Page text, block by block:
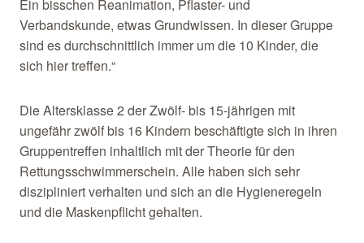
Ein bisschen Reanimation, Pflaster- und
Verbandskunde, etwas Grundwissen. In dieser Gruppe
sind es durchschnittlich immer um die 10 Kinder, die
sich hier treffen.“
Die Altersklasse 2 der Zwölf- bis 15-jährigen mit
ungefähr zwölf bis 16 Kindern beschäftigte sich in ihren
Gruppentreffen inhaltlich mit der Theorie für den
Rettungsschwimmerschein. Alle haben sich sehr
diszipliniert verhalten und sich an die Hygieneregeln
und die Maskenpflicht gehalten.